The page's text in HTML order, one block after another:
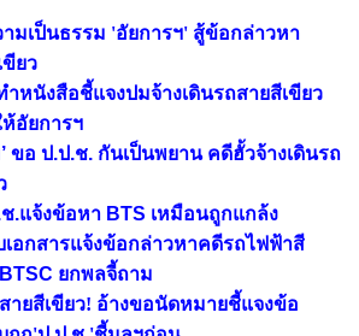
มเป็นธรรม 'อัยการฯ' สู้ข้อกล่าวหา
ยว
ำหนังสือชี้แจงปมจ้างเดินรถสายสีเขียว
อัยการฯ
ขอ ป.ป.ช. กันเป็นพยาน คดีฮั้วจ้างเดินรถ
.ช.แจ้งข้อหา BTS เหมือนถูกแกล้ง
อกสารแจ้งข้อกล่าวหาคดีรถไฟฟ้าสี
ยกพลจี้ถาม
สายสีเขียว! อ้างขอนัดหมายชี้แจงข้อ